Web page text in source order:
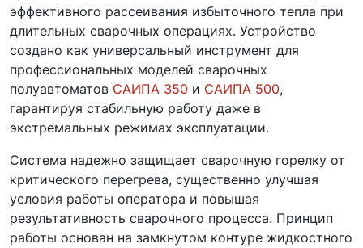
эффективного рассеивания избыточного тепла при
длительных сварочных операциях. Устройство
создано как универсальный инструмент для
профессиональных моделей сварочных
полуавтоматов САИПА 350 и САИПА 500,
гарантируя стабильную работу даже в
экстремальных режимах эксплуатации.
Система надежно защищает сварочную горелку от
критического перегрева, существенно улучшая
условия работы оператора и повышая
результативность сварочного процесса. Принцип
работы основан на замкнутом контуре жидкостного